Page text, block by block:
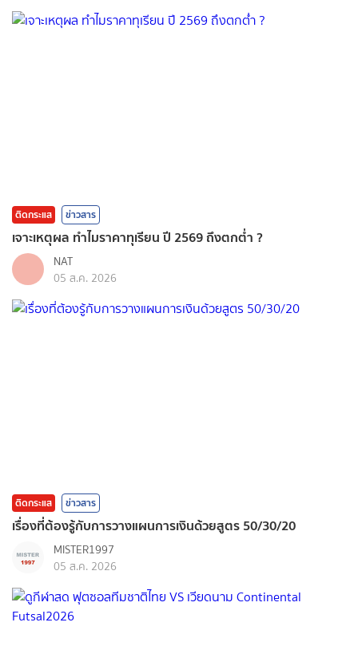
ติดกระแส ข่าวสาร
เจาะเหตุผล ทำไมราคาทุเรียน ปี 2569 ถึงตกต่ำ ?
NAT
05 ส.ค. 2026
ติดกระแส ข่าวสาร
เรื่องที่ต้องรู้กับการวางแผนการเงินด้วยสูตร 50/30/20
MISTER1997
05 ส.ค. 2026